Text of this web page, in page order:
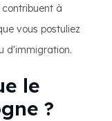
à
vous postuliez
d'immigration.
le
?